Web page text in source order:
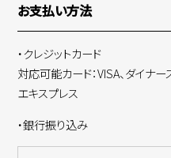
お支払い方法
・クレジットカード
対応可能カード：VISA、ダイナー
エキスプレス
・銀行振り込み